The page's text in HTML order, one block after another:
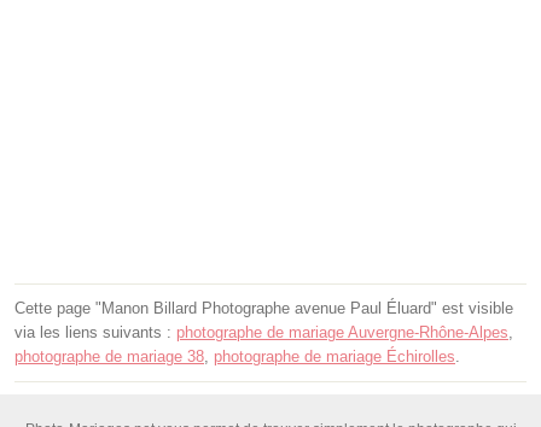
Cette page "Manon Billard Photographe avenue Paul Éluard" est visible
via les liens suivants : photographe de mariage Auvergne-Rhône-Alpes,
photographe de mariage 38, photographe de mariage Échirolles.